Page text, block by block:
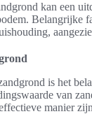
kan een
Belangrijke
is het
van
manier